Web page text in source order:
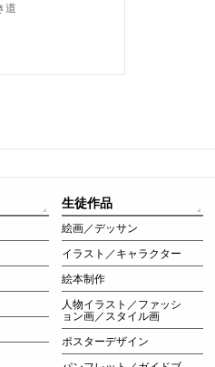
道
生徒作品
絵画／デッサン
イラスト／キャラクター
絵本制作
人物イラスト／ファッシ
ョン画／スタイル画
ポスターデザイン